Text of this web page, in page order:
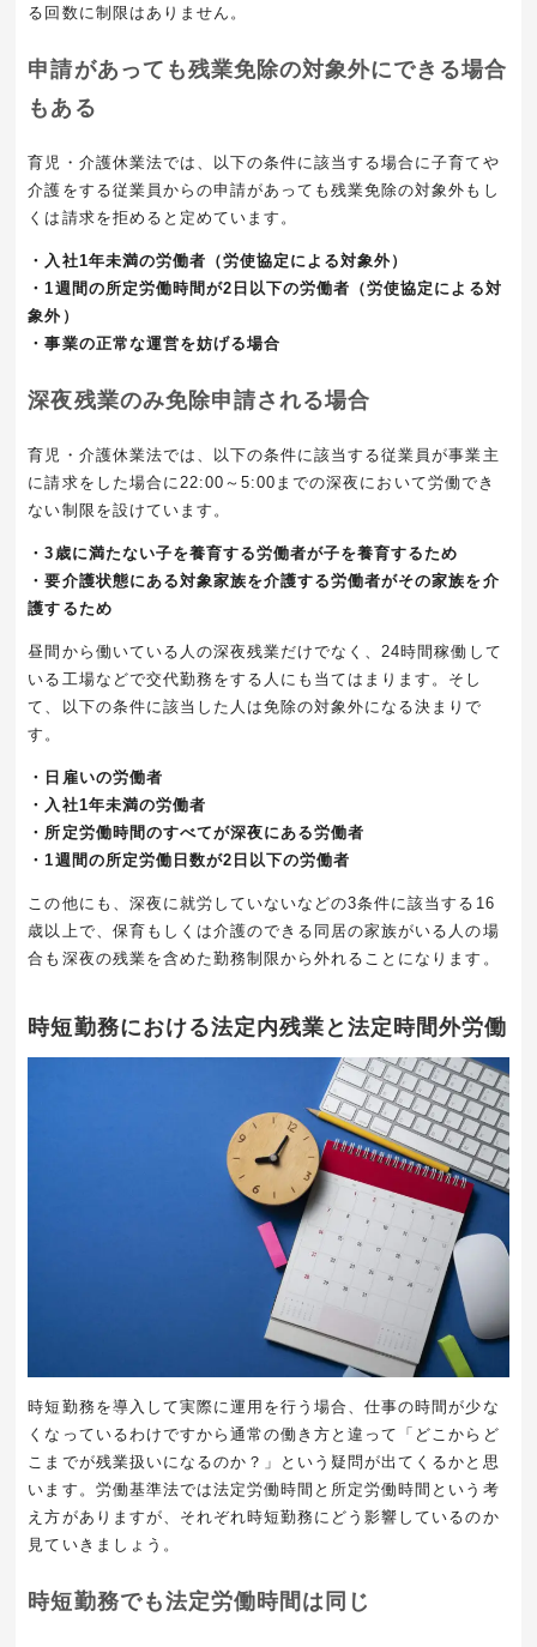
る回数に制限はありません。
申請があっても残業免除の対象外にできる場合
もある
育児・介護休業法では、以下の条件に該当する場合に子育てや
介護をする従業員からの申請があっても残業免除の対象外もし
くは請求を拒めると定めています。
・入社1年未満の労働者（労使協定による対象外）
・1週間の所定労働時間が2日以下の労働者（労使協定による対
象外）
・事業の正常な運営を妨げる場合
深夜残業のみ免除申請される場合
育児・介護休業法では、以下の条件に該当する従業員が事業主
に請求をした場合に 22:00 ～5:00 までの深夜において労働でき
ない制限を設けています。
・3歳に満たない子を養育する労働者が子を養育するため
・要介護状態にある対象家族を介護する労働者がその家族を介
護するため
昼間から働いている人の深夜残業だけでなく、 24時間稼働して
いる工場などで交代勤務をする人にも当てはまります。そし
て、以下の条件に該当した人は免除の対象外になる決まりで
す。
・日雇いの労働者
・入社1年未満の労働者
・所定労働時間のすべてが深夜にある労働者
・1週間の所定労働日数が2日以下の労働者
この他にも、深夜に就労していないなどの3条件に該当する 16
歳以上で、保育もしくは介護のできる同居の家族がいる人の場
合も深夜の残業を含めた勤務制限から外れることになります。
時短勤務における法定内残業と法定時間外労働
時短勤務を導入して実際に運用を行う場合、仕事の時間が少な
くなっているわけですから通常の働き方と違って「どこからど
こまでが残業扱いになるのか？」という疑問が出てくるかと思
います。労働基準法では法定労働時間と所定労働時間という考
え方がありますが、それぞれ時短勤務にどう影響しているのか
見ていきましょう。
時短勤務でも法定労働時間は同じ